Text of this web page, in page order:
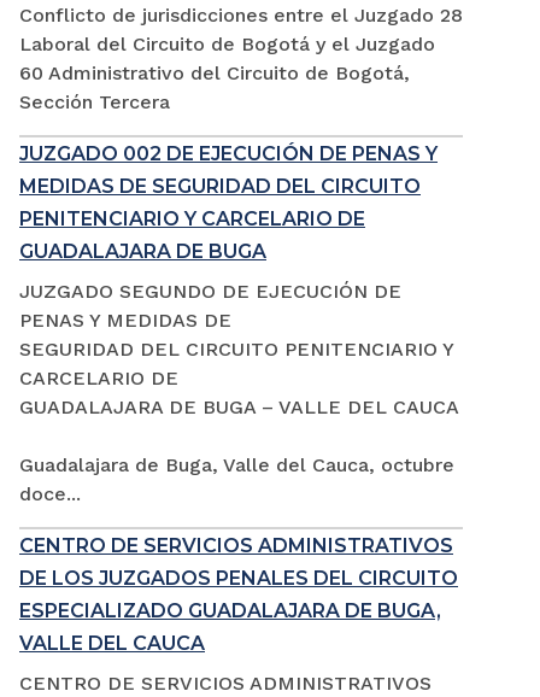
Conflicto de jurisdicciones entre el Juzgado 28
Laboral del Circuito de Bogotá y el Juzgado
60 Administrativo del Circuito de Bogotá,
Sección Tercera
JUZGADO 002 DE EJECUCIÓN DE PENAS Y
MEDIDAS DE SEGURIDAD DEL CIRCUITO
PENITENCIARIO Y CARCELARIO DE
GUADALAJARA DE BUGA
JUZGADO SEGUNDO DE EJECUCIÓN DE
PENAS Y MEDIDAS DE
SEGURIDAD DEL CIRCUITO PENITENCIARIO Y
CARCELARIO DE
GUADALAJARA DE BUGA – VALLE DEL CAUCA
Guadalajara de Buga, Valle del Cauca, octubre
doce...
CENTRO DE SERVICIOS ADMINISTRATIVOS
DE LOS JUZGADOS PENALES DEL CIRCUITO
ESPECIALIZADO GUADALAJARA DE BUGA,
VALLE DEL CAUCA
CENTRO DE SERVICIOS ADMINISTRATIVOS